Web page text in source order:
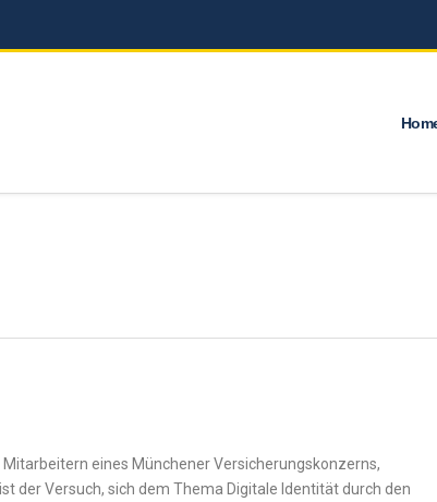
eines Münchener Versicherungskonzerns,
der Versuch, sich dem Thema Digitale Identität durch den